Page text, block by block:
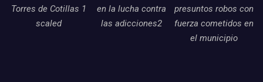
Torres de Cotillas 1
scaled
en la lucha contra
las adicciones2
presuntos robos con
fuerza cometidos en
el municipio